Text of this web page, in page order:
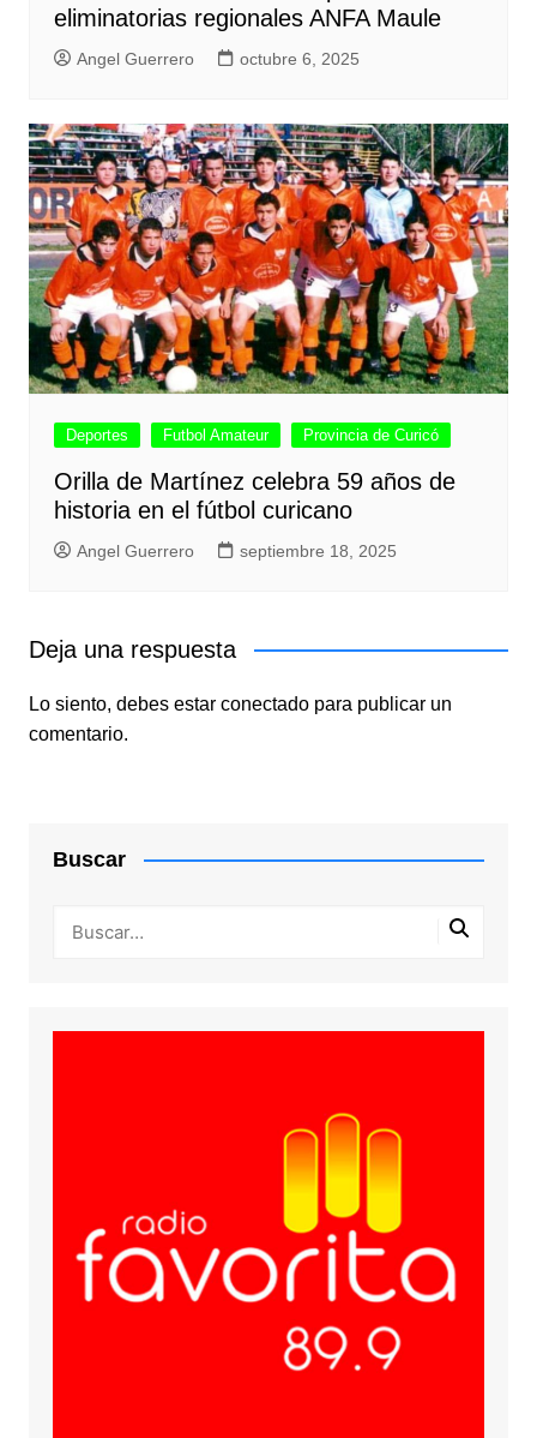
eliminatorias regionales ANFA Maule
Angel Guerrero octubre 6, 2025
Deportes Futbol Amateur Provincia de Curicó
Orilla de Martínez celebra 59 años de
historia en el fútbol curicano
Angel Guerrero septiembre 18, 2025
Deja una respuesta
Lo siento, debes estar conectadopara publicar un
comentario.
Buscar